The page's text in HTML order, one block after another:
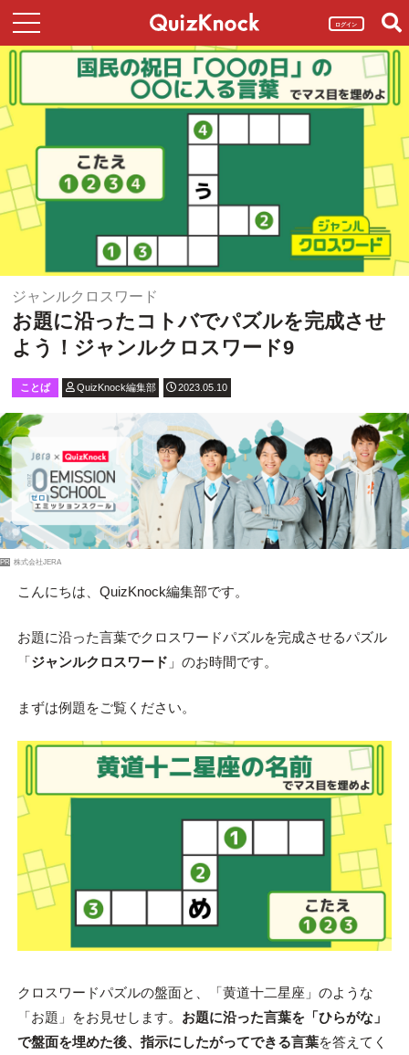
ログイン
ジャンルクロスワード
お題に沿ったコトバでパズルを完成させ
よう！ジャンルクロスワード9
ことば QuizKnock編集部 2023.05.10
PR 株式会社JERA
こんにちは、QuizKnock編集部です。
お題に沿った言葉でクロスワードパズルを完成させるパズル
「ジャンルクロスワード 」のお時間です。
まずは例題をご覧ください。
クロスワードパズルの盤面と、「黄道十二星座」のような
「お題」をお見せします。 お題に沿った言葉を「ひらがな」
で盤面を埋めた後、指示にしたがってできる言葉を答えてく